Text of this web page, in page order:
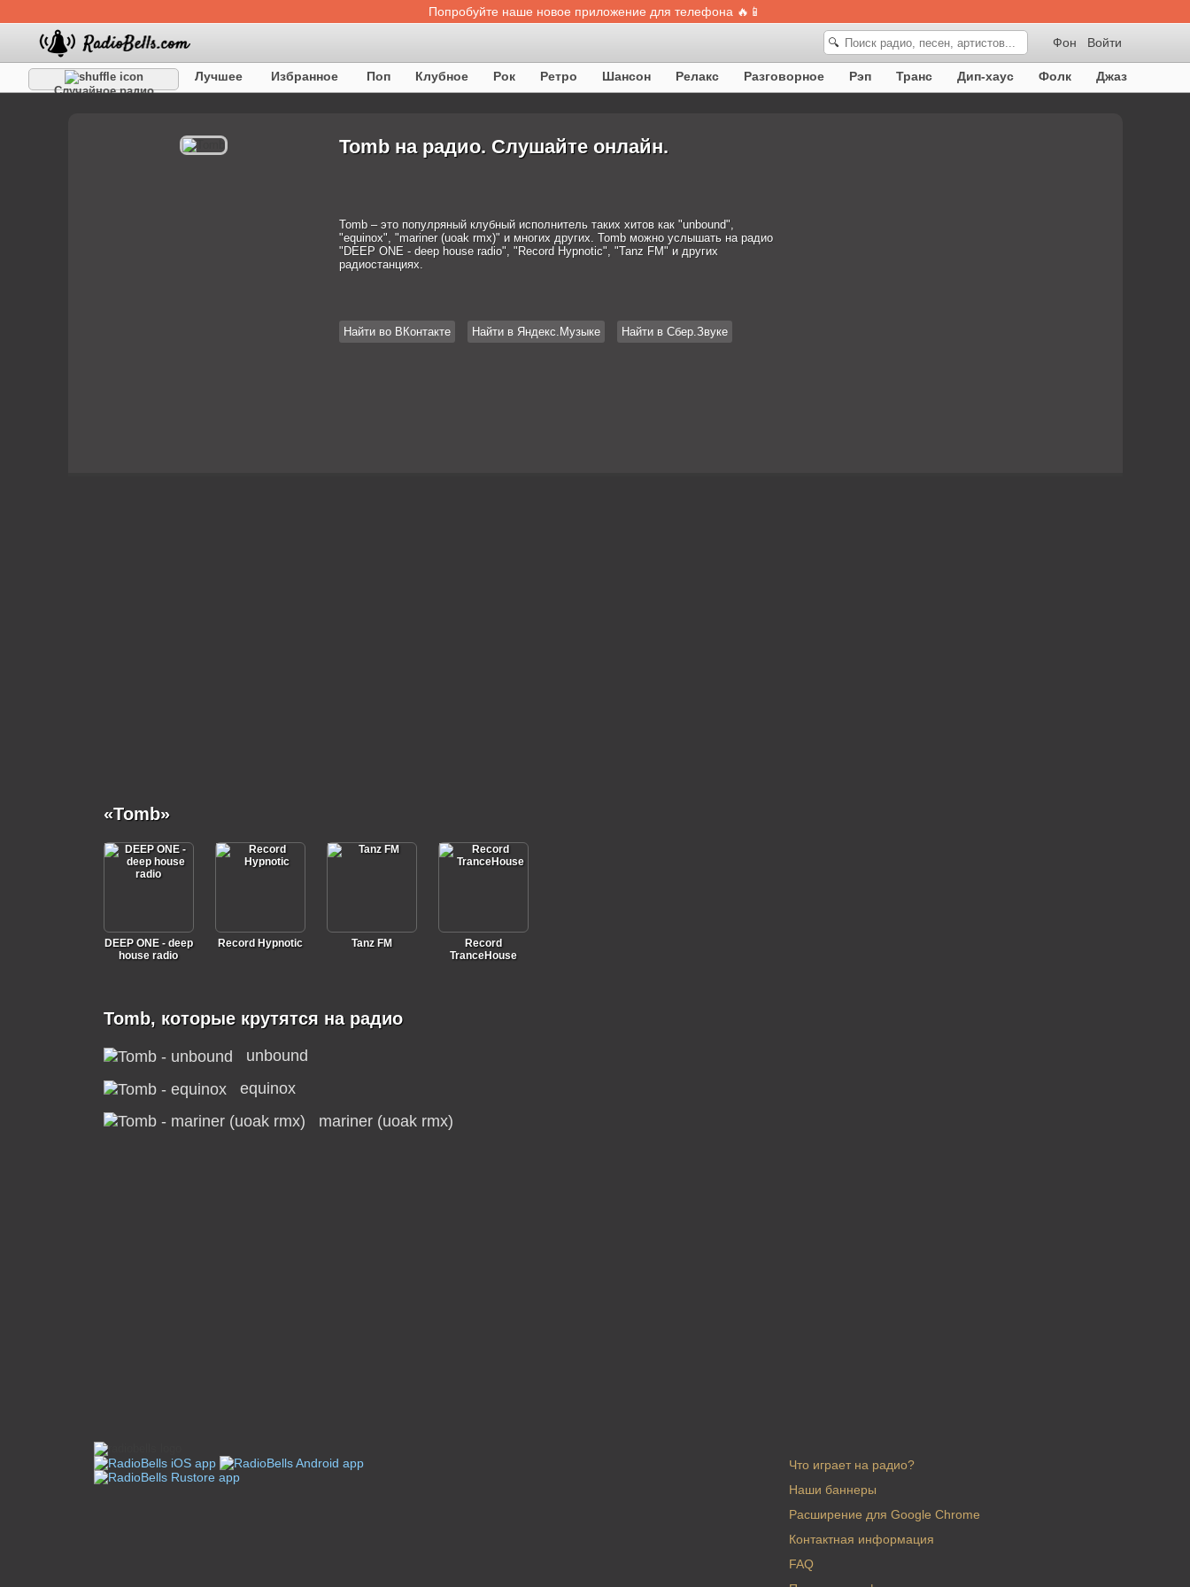
Попробуйте наше новое приложение для телефона 🔥📱
Войти
Фон
🔍
Случайное радио
Лучшее Избранное Поп Клубное Рок Ретро Шансон Релакс Разговорное Рэп Транс Дип-хаус Фолк
Джаз
Tomb на радио. Слушайте онлайн.
Tomb – это популряный клубный исполнитель таких хитов как "unbound",
"equinox", "mariner (uoak rmx)" и многих других. Tomb можно услышать на радио
"DEEP ONE - deep house radio", "Record Hypnotic", "Tanz FM" и других
радиостанциях.
Найти во ВКонтакте Найти в Яндекс.Музыке Найти в Сбер.Звуке
«Tomb»
DEEP ONE - deep
house radio
Record Hypnotic Tanz FM
Record
TranceHouse
Tomb, которые крутятся на радио
unbound
equinox
mariner (uoak rmx)
Что играет на радио?
Наши баннеры
Расширение для Google Chrome
Контактная информация
FAQ